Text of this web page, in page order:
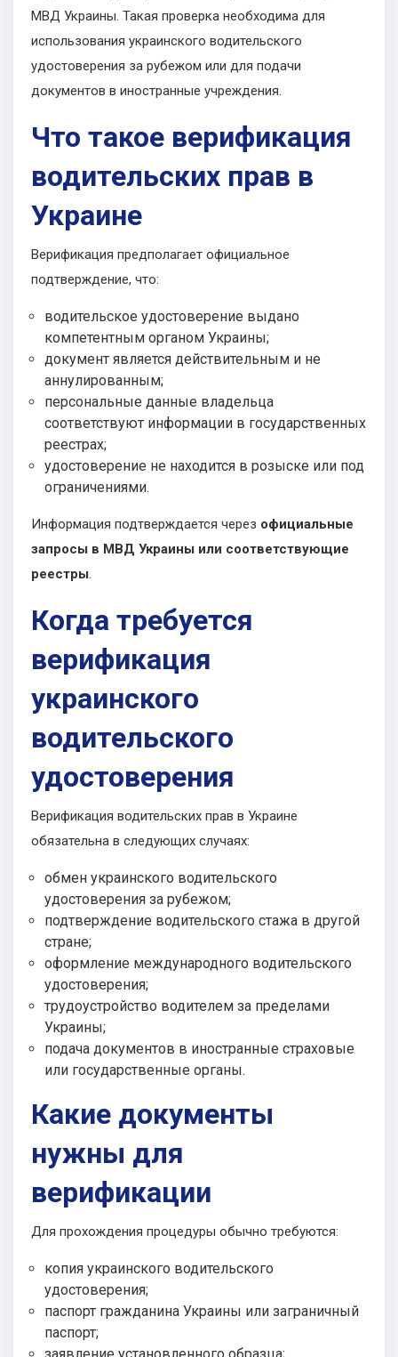
МВД Украины. Такая проверка необходима для
использования украинского водительского
удостоверения за рубежом или для подачи
документов в иностранные учреждения.
Что такое верификация
водительских прав в
Украине
Верификация предполагает официальное
подтверждение, что:
водительское удостоверение выдано
компетентным органом Украины;
документ является действительным и не
аннулированным;
персональные данные владельца
соответствуют информации в государственных
реестрах;
удостоверение не находится в розыске или под
ограничениями.
Информация подтверждается через официальные
запросы в МВД Украины или соответствующие
реестры
Когда требуется
верификация
украинского
водительского
удостоверения
Верификация водительских прав в Украине
обязательна в следующих случаях:
обмен украинского водительского
удостоверения за рубежом;
подтверждение водительского стажа в другой
стране;
оформление международного водительского
удостоверения;
трудоустройство водителем за пределами
Украины;
подача документов в иностранные страховые
или государственные органы.
Какие документы
нужны для
верификации
Для прохождения процедуры обычно требуются:
копия украинского водительского
удостоверения;
паспорт гражданина Украины или заграничный
паспорт;
заявление установленного образца;